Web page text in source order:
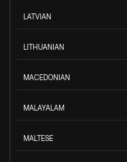
LATVIAN
LITHUANIAN
MACEDONIAN
MALAYALAM
MALTESE